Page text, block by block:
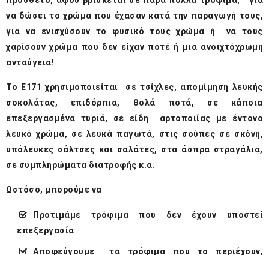
να δώσει το χρώμα που έχασαν κατά την παραγωγή τους,
για να ενισχύσουν το φυσικό τους χρώμα ή να τους
χαρίσουν χρώμα που δεν είχαν ποτέ ή μια ανοιχτόχρωμη
ανταύγεια!
Το Ε171 χρησιμοποιείται σε τσίχλες, απομίμηση λευκής
σοκολάτας, επιδόρπια, θολά ποτά, σε κάποια
επεξεργασμένα τυριά, σε είδη αρτοποιίας με έντονο
λευκό χρώμα, σε λευκά παγωτά, στις σούπες σε σκόνη,
υπόλευκες σάλτσες και σαλάτες, στα άσπρα στραγάλια,
σε συμπληρώματα διατροφής κ.α.
Ωστόσο, μπορούμε να
Προτιμάμε τρόφιμα που δεν έχουν υποστεί
επεξεργασία
Αποφεύγουμε τα τρόφιμα που το περιέχουν,